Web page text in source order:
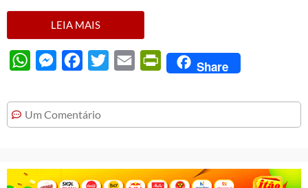
LEIA MAIS
WhatsAppMessengerFacebook
Twitter Email PrintFriendly
Share
Um Comentário